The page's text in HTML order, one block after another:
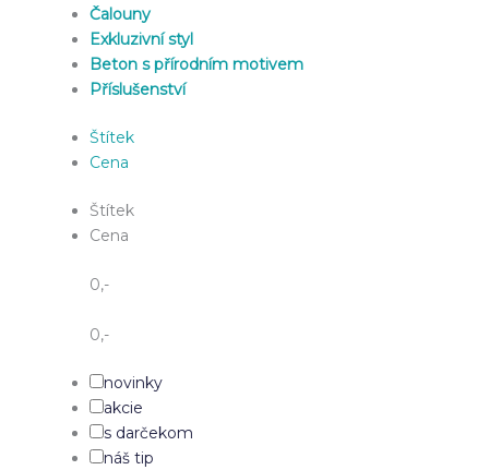
Čalouny
Exkluzivní styl
Beton s přírodním motivem
Příslušenství
Štítek
Cena
Štítek
Cena
0,-
0,-
novinky
akcie
s darčekom
náš tip